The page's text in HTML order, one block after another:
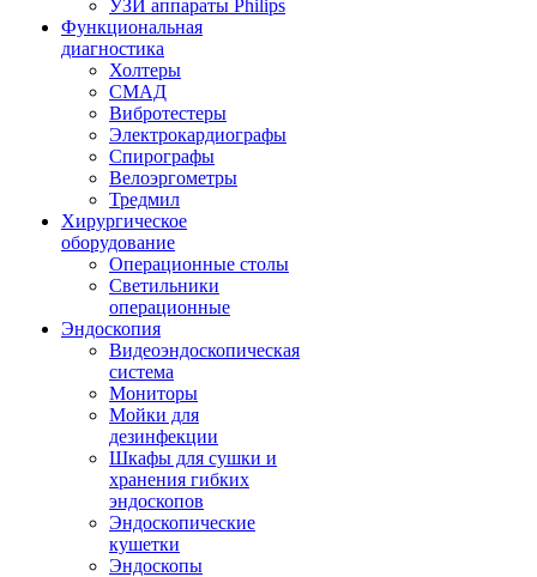
УЗИ аппараты Philips
Функциональная
диагностика
Холтеры
СМАД
Вибротестеры
Электрокардиографы
Спирографы
Велоэргометры
Тредмил
Хирургическое
оборудование
Операционные столы
Светильники
операционные
Эндоскопия
Видеоэндоскопическая
система
Мониторы
Мойки для
дезинфекции
Шкафы для сушки и
хранения гибких
эндоскопов
Эндоскопические
кушетки
Эндоскопы